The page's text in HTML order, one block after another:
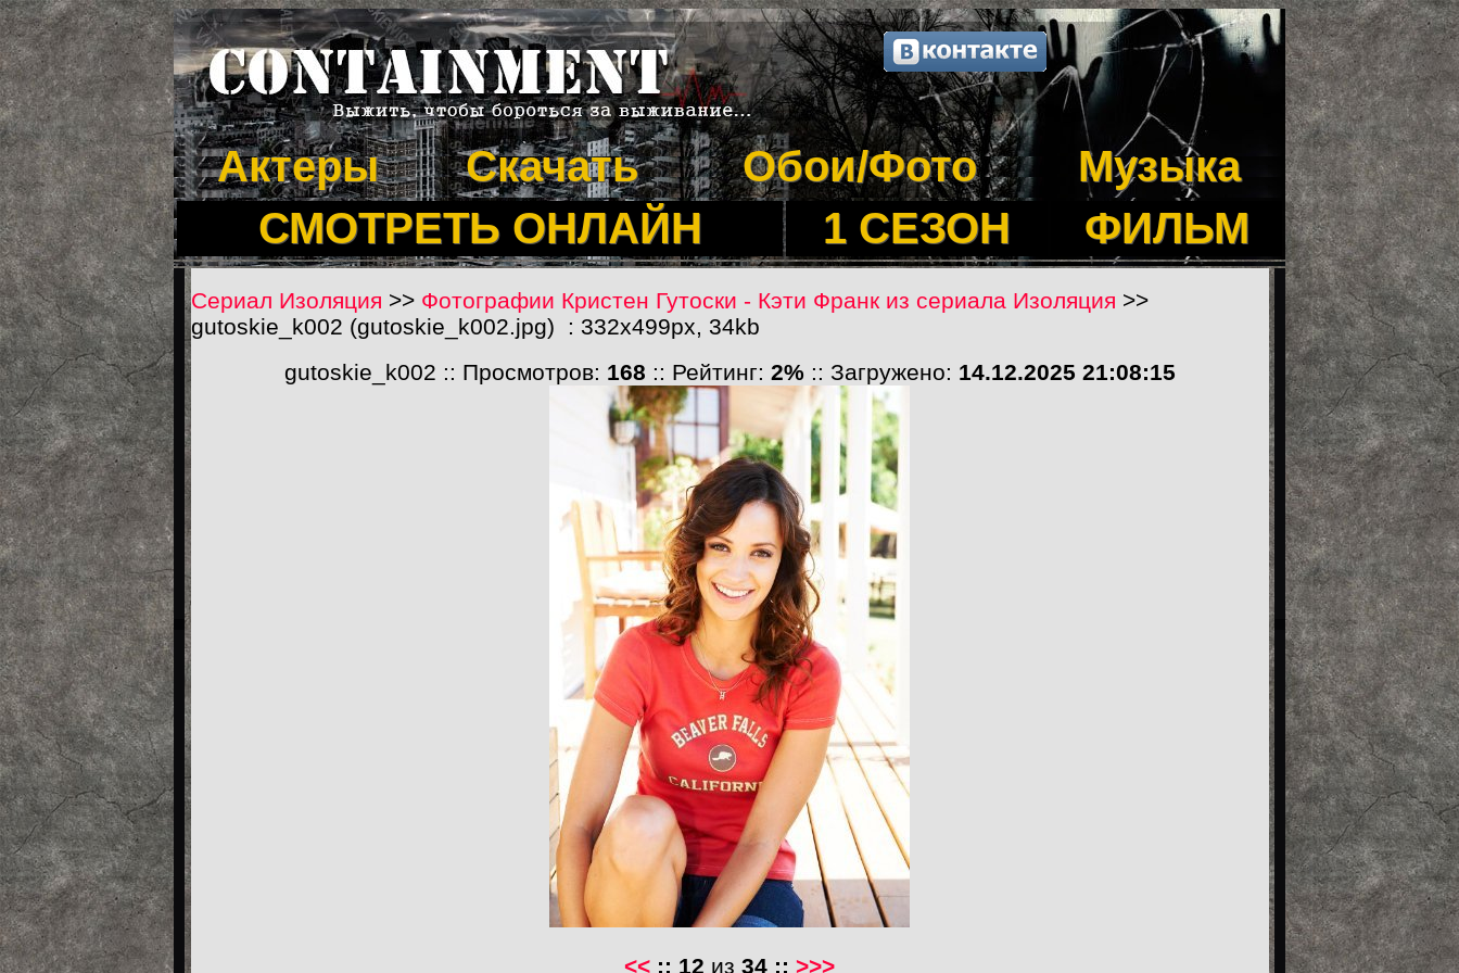
Актеры Скачать Обои/Фото
Музыка
СМОТРЕТЬ ОНЛАЙН
1 СЕЗОН ФИЛЬМ
Сериал Изоляция >> Фотографии Кристен Гутоски - Кэти Франк из сериала Изоляция >>
gutoskie_k002 (gutoskie_k002.jpg) : 332x499px, 34kb
gutoskie_k002 :: Просмотров: 168 :: Рейтинг: 2%:: Загружено: 14.12.2025 21:08:15
<< :: 12 из 34 :: >>>